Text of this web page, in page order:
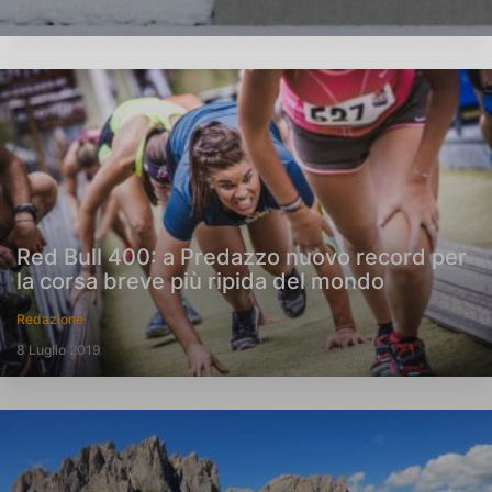
Red Bull 400: a Predazzo nuovo record per
la corsa breve più ripida del mondo
Redazione
8 Luglio 2019